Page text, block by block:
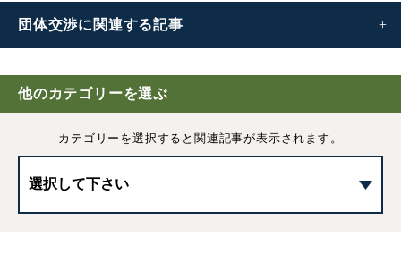
団体交渉に 関連する記事
団体交渉とは｜進め方や、やってはいけない対応などわか
りやすく解説
団体交渉の対象事項
他のカテゴリーを選ぶ
カテゴリーを選択すると 関連記事が表示されます。